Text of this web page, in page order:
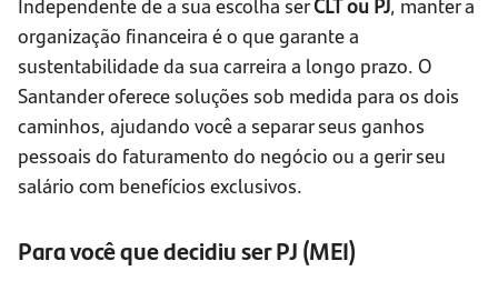
organização financeira é o que garante a
sustentabilidade da sua carreira a longo prazo. O
Santander oferece soluções sob medida para os dois
caminhos, ajudando você a separar seus ganhos
pessoais do faturamento do negócio ou a gerir seu
salário com benefícios exclusivos.
Para você que decidiu ser PJ (MEI)